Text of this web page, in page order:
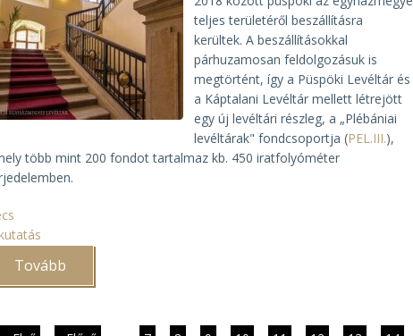
teljes területéről beszállításra
kerültek. A beszállításokkal
párhuzamosan feldolgozásuk is
megtörtént, így a Püspöki Levéltár és
a Káptalani Levéltár mellett létrejött
egy új levéltári részleg, a „Plébániai
levéltárak" fondcsoportja (PEL.III.),
több mint 200 fondot tartalmaz kb. 450 iratfolyóméter
Tovább
lehetőségek